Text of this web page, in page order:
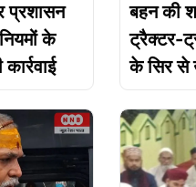
प्रशासन
के
बहन की
ट्रैक्टर-
के सिर से